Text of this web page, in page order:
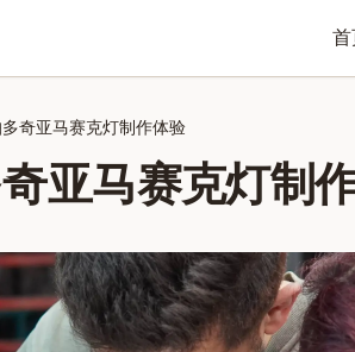
奇亚马赛克灯制作体验
亚马赛克灯制